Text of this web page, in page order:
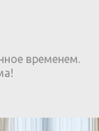
временем.